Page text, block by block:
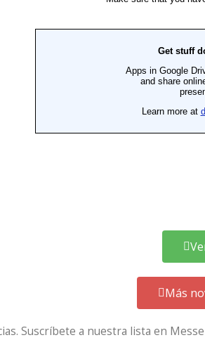
Más
Suscríbete a nuestra lista en